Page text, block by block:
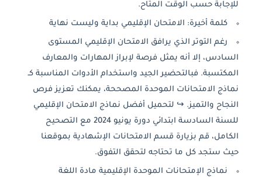
للإجابة حسب الوقت المتاح.
كلمة أخيرة: الامتحان الإقليمي بداية وليست نهاية
رغم التوتر الذي يرافق الامتحان الإقليمي المستوى
السادس، إلا أنه يمثل فرصة لإبراز المهارات والمعارف
المكتسبة. فبالتحضير الجيد واستخدام الأدوات المناسبة كـ
نماذج الامتحانات الموحدة المصححة، يمكنك تعزيز فرص
النجاح والتميز. ↪ لتحميل أفضل نماذج الامتحان الإقليمي
للسنة السادسة ابتدائي دورة يونيو 2024 مع التصحيح
الكامل، قم بزيارة قسم الامتحانات الإشهادية بموقعنا
حيث ستجد كل ما تحتاجه لتحقق التفوق.
نماذج الإمتحانات الموحدة الإقليمية مادة اللغة